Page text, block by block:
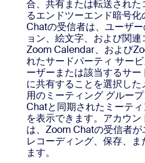
合、共有または転送され
るエンドツーエンド暗号
Chatの受信者は、ユーザ
ョン、絵文字、および関連
Zoom Calendar、および
れたサードパーティ サー
ーザーまたは該当するサ
に共有することを選択し
用のミーティング グルー
Chatと同期されたミーティ
を表示できます。アカウ
は、Zoom Chatの受信者
レコーディング、保存、
ます。